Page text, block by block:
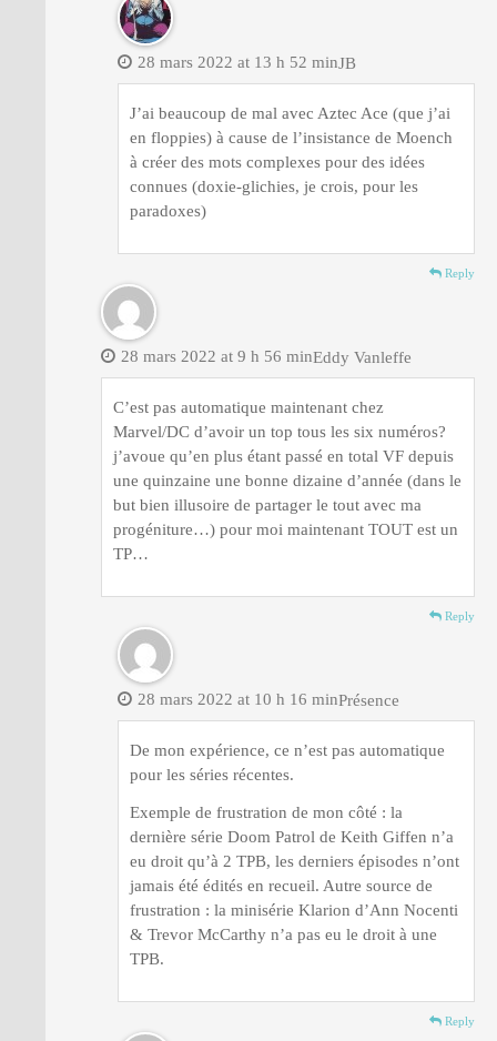
JB
28 mars 2022 at 13 h 52 min
J’ai beaucoup de mal avec Aztec Ace (que j’ai
en floppies) à cause de l’insistance de Moench
à créer des mots complexes pour des idées
connues (doxie-glichies, je crois, pour les
paradoxes)
Reply
Eddy Vanleffe
28 mars 2022 at 9 h 56 min
C’est pas automatique maintenant chez
Marvel/DC d’avoir un top tous les six numéros?
j’avoue qu’en plus étant passé en total VF depuis
une quinzaine une bonne dizaine d’année (dans le
but bien illusoire de partager le tout avec ma
progéniture…) pour moi maintenant TOUT est un
TP…
Reply
Présence
28 mars 2022 at 10 h 16 min
De mon expérience, ce n’est pas automatique
pour les séries récentes.
Exemple de frustration de mon côté : la
dernière série Doom Patrol de Keith Giffen n’a
eu droit qu’à 2 TPB, les derniers épisodes n’ont
jamais été édités en recueil. Autre source de
frustration : la minisérie Klarion d’Ann Nocenti
& Trevor McCarthy n’a pas eu le droit à une
TPB.
Reply